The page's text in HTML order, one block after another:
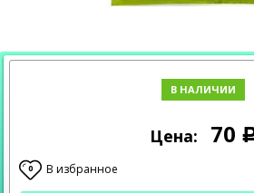
В НАЛИЧИИ
Цена: 70
0 В избранное